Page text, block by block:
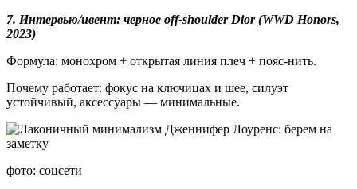
7. Интервью/ивент: черное off-shoulder Dior (WWD Honors,
2023)
Формула: монохром + открытая линия плеч + пояс-нить.
Почему работает: фокус на ключицах и шее, силуэт
устойчивый, аксессуары — минимальные.
фото: соцсети